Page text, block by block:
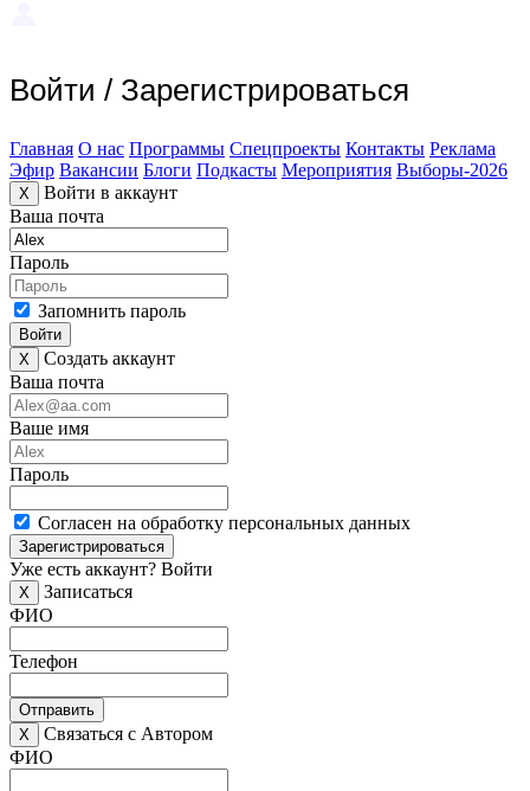
Войти / Зарегистрироваться
Главная О нас Программы Спецпроекты Контакты Реклама
Эфир Вакансии Блоги Подкасты Мероприятия Выборы-2026
X
Войти в аккаунт
Ваша почта
Пароль
Запомнить пароль
Войти
X
Создать аккаунт
Ваша почта
Ваше имя
Пароль
Согласен на обработку персональных данных
Зарегистрироваться
Уже есть аккаунт? Войти
X
Записаться
ФИО
Телефон
Отправить
X
Связаться с Автором
ФИО